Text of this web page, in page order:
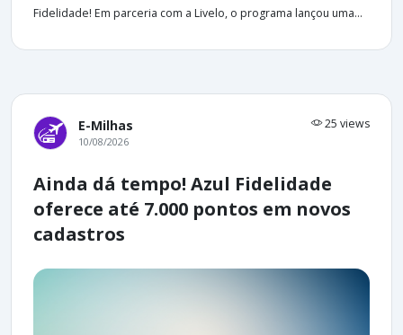
Fidelidade! Em parceria com a Livelo, o programa lançou uma...
E-Milhas 25 views
10/08/2026
Ainda dá tempo! Azul Fidelidade
oferece até 7.000 pontos em novos
cadastros